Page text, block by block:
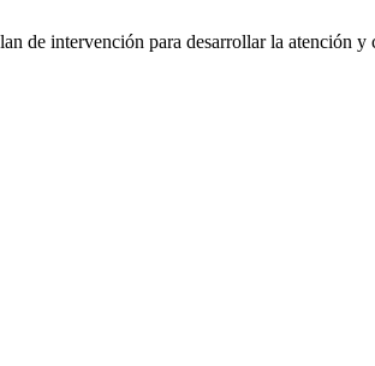
intervención para desarrollar la atención y